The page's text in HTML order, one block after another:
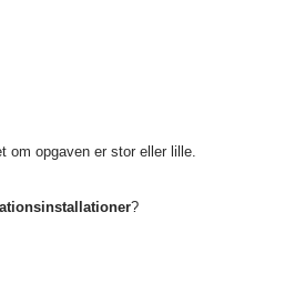
opgaven er stor eller lille.
?